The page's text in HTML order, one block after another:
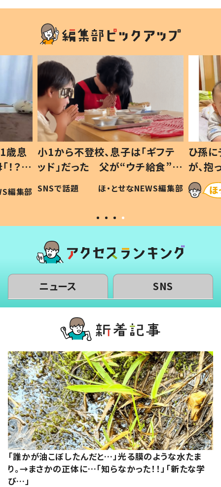
歳息
？」
編集部
小1から不登校、息子は「ギフテ
ッド」だった 父が“ウチ給食”を
作り続ける理由とは #令和の親
#令和の子
SNSで話題 ほ・とせなNEWS編集部
ひ孫
が、
「涙が
い」
ニュース SNS
「誰かが油こぼしたんだと…」光る膜のような水たま
り。→まさかの正体に…「知らなかった！！」「新たな学
び…」